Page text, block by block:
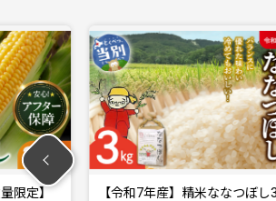
ななつぼし3kg
浅野農場厳選豚肉ブロ